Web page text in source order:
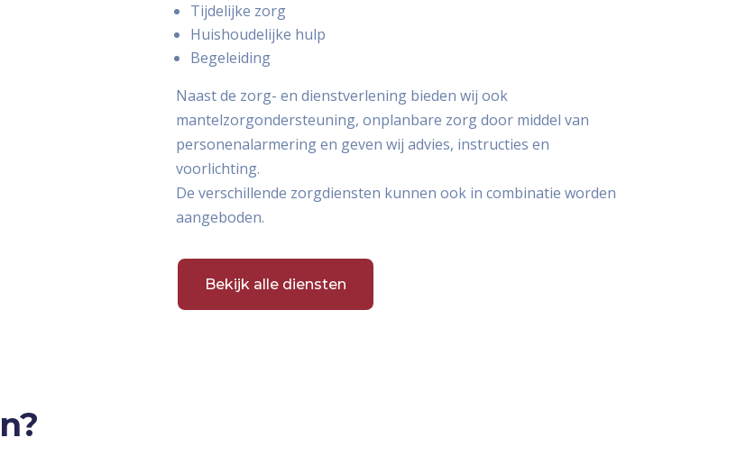
Tijdelijke zorg
Huishoudelijke hulp
Begeleiding
Naast de zorg- en dienstverlening bieden wij ook
mantelzorgondersteuning, onplanbare zorg door middel van
personenalarmering en geven wij advies, instructies en
voorlichting.
De verschillende zorgdiensten kunnen ook in combinatie worden
aangeboden.
Bekijk alle diensten